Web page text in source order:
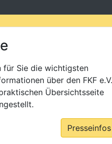
für Sie die wichtigsten
über den FKF e.V.
Übersichtsseite
Presseinfos